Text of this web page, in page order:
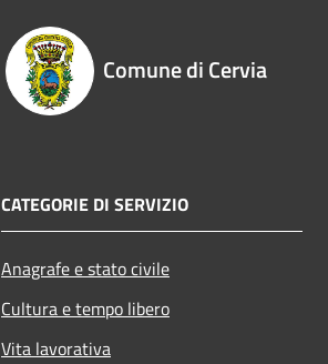
Comune di Cervia
CATEGORIE DI SERVIZIO
Anagrafe e stato civile
Cultura e tempo libero
Vita lavorativa